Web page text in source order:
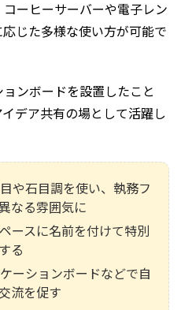
ーヒーサーバーや電子レン
じた多様な使い方が可能で
ンボードを設置したこと
デア共有の場として活躍し
や石目調を使い、執務フ
なる雰囲気に
ースに名前を付けて特別
る
ーションボードなどで自
流を促す